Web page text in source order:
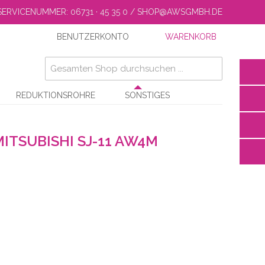
06731 · 45 35 0 / SHOP@AWSGMBH.DE
BENUTZERKONTO WARENKORB
REDUKTIONSROHRE SONSTIGES
SJ-11 AW4M